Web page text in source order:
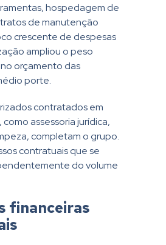
hospedagem de
de manutenção
crescente de despesas
ampliou o peso
orçamento das
porte.
contratados em
assessoria jurídica,
completam o grupo.
contratuais que se
do volume
financeiras